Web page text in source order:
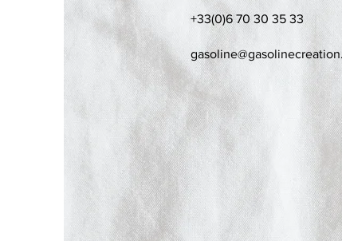
+33(0)6 70 30 35 33